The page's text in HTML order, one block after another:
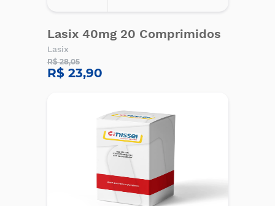
Lasix 40mg 20 Comprimidos
Lasix
R$ 28,05
R$ 23,90